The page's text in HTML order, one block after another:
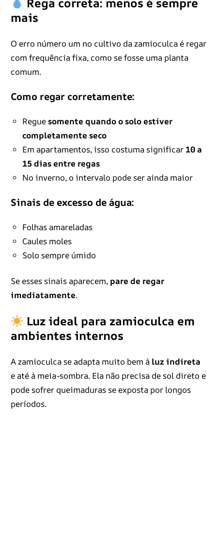
mais
O erro número um no cultivo da zamioculca é regar
com frequência fixa, como se fosse uma planta
comum.
Como regar corretamente:
Reguesomente quando o solo estiver
completamente seco
Em apartamentos, isso costuma significar 10 a
15 dias entre regas
No inverno, o intervalo pode ser ainda maior
Sinais de excesso de água:
Folhas amareladas
Caules moles
Solo sempre úmido
Se esses sinais aparecem, pare de regar
imediatamente.
Luz ideal para zamioculca em
ambientes internos
A zamioculca se adapta muito bem à luz indireta
e até à meia-sombra. Ela não precisa de sol direto e
pode sofrer queimaduras se exposta por longos
períodos.